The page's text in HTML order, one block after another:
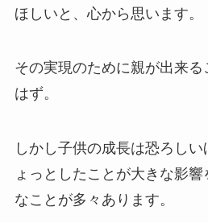
ほしいと、心から思います。
その実現のために親が出来
はず。
しかし子供の成長は恐ろし
ょっとしたことが大きな影
なことが多々あります。